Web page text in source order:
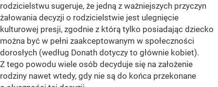
rodzicielstwu sugeruje, że jedną z ważniejszych przyczyn
żałowania decyzji o rodzicielstwie jest ulegnięcie
kulturowej presji, zgodnie z którą tylko posiadając dziecko
można być w pełni zaakceptowanym w społeczności
dorosłych (według Donath dotyczy to głównie kobiet).
Z tego powodu wiele osób decyduje się na założenie
rodziny nawet wtedy, gdy nie są do końca przekonane